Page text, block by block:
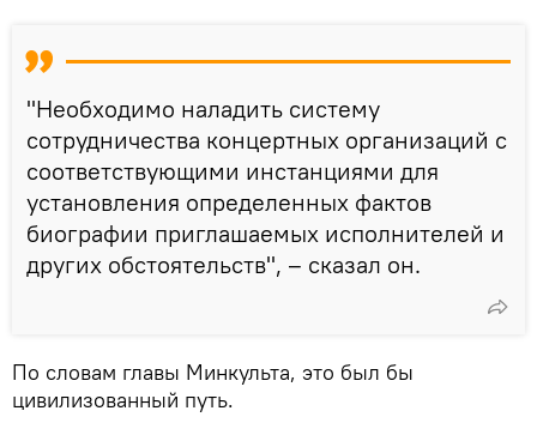
"Необходимо наладить систему
сотрудничества концертных организаций с
соответствующими инстанциями для
установления определенных фактов
биографии приглашаемых исполнителей и
других обстоятельств", – сказал он.
По словам главы Минкульта, это был бы
цивилизованный путь.